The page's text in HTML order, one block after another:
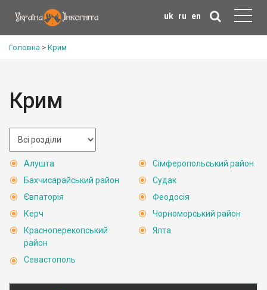
uk ru en
Головна > Крим
Крим
Алушта
Бахчисарайський район
Євпаторія
Керч
Красноперекопський
район
Севастополь
Сімферопольський район
Судак
Феодосія
Чорноморський район
Ялта